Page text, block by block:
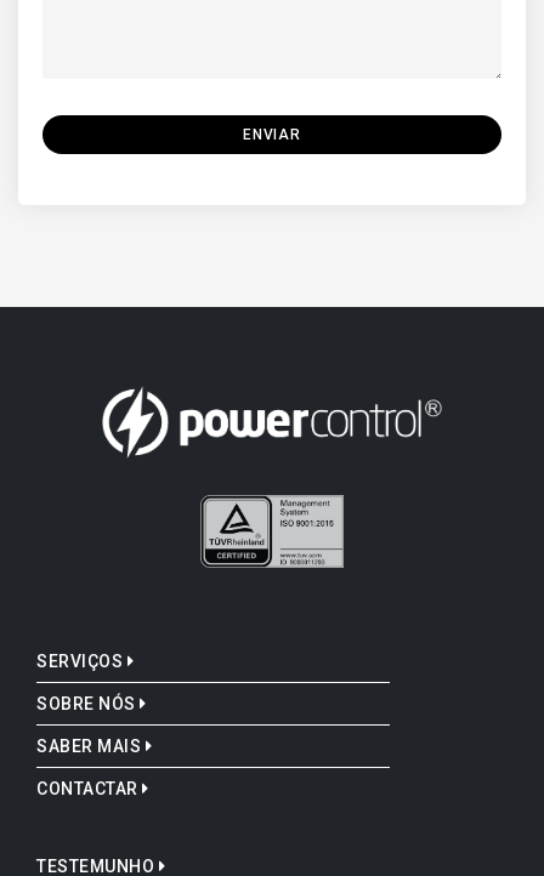
ENVIAR
SERVIÇOS
SOBRE NÓS
SABER MAIS
CONTACTAR
TESTEMUNHO